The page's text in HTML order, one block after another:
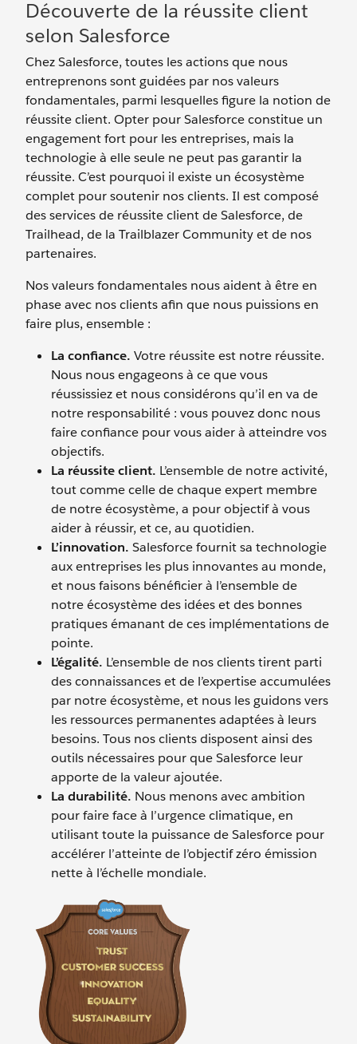
Découverte de la réussite client
selon Salesforce
Chez Salesforce, toutes les actions que nous
entreprenons sont guidées par nos valeurs
fondamentales, parmi lesquelles figure la notion de
réussite client. Opter pour Salesforce constitue un
engagement fort pour les entreprises, mais la
technologie à elle seule ne peut pas garantir la
réussite. C’est pourquoi il existe un écosystème
complet pour soutenir nos clients. Il est composé
des services de réussite client de Salesforce, de
Trailhead, de la Trailblazer Community et de nos
partenaires.
Nos valeurs fondamentales nous aident à être en
phase avec nos clients afin que nous puissions en
faire plus, ensemble :
La confiance. Votre réussite est notre réussite.
Nous nous engageons à ce que vous
réussissiez et nous considérons qu’il en va de
notre responsabilité : vous pouvez donc nous
faire confiance pour vous aider à atteindre vos
objectifs.
La réussite client. L’ensemble de notre activité,
tout comme celle de chaque expert membre
de notre écosystème, a pour objectif à vous
aider à réussir, et ce, au quotidien.
L’innovation. Salesforce fournit sa technologie
aux entreprises les plus innovantes au monde,
et nous faisons bénéficier à l’ensemble de
notre écosystème des idées et des bonnes
pratiques émanant de ces implémentations de
pointe.
L’égalité. L’ensemble de nos clients tirent parti
des connaissances et de l’expertise accumulées
par notre écosystème, et nous les guidons vers
les ressources permanentes adaptées à leurs
besoins. Tous nos clients disposent ainsi des
outils nécessaires pour que Salesforce leur
apporte de la valeur ajoutée.
La durabilité. Nous menons avec ambition
pour faire face à l’urgence climatique, en
utilisant toute la puissance de Salesforce pour
accélérer l’atteinte de l’objectif zéro émission
nette à l’échelle mondiale.